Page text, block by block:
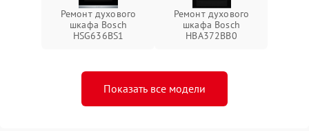
Ремонт духового
шкафа Bosch
HSG636BS1
Ремонт духового
шкафа Bosch
HBA372BB0
Показать все модели